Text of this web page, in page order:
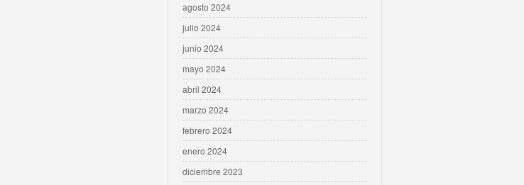
agosto 2024
julio 2024
junio 2024
mayo 2024
abril 2024
marzo 2024
febrero 2024
enero 2024
diciembre 2023